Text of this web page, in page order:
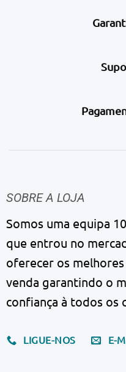
SOBRE A LOJA
Somos uma equipa
que entrou no
oferecer os
venda garantindo o
confiança à todos os
LIGUE-NOS E-